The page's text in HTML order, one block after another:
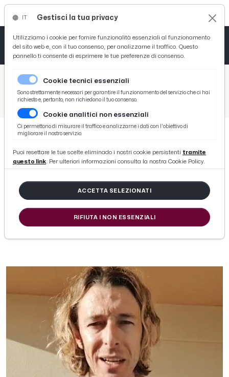
/ Picenotime
/ Sport
Balzaretti incorona Orsolini: ''E' già da grande squadra e può essere protagonista agli Europei''
Balzaretti incorona Orsolini: ''E'
già da grande squadra e può essere
protagonista agli Europei''
di Redazione Picenotime
Gestisci la tua privacy
Utilizziamo i cookie per fornire funzionalità essenziali al funzionamento
del sito web e, con il tuo consenso, per analizzarne il traffico. Questo
pannello ti consente di esprimere le tue preferenze di consenso.
Cookie tecnici essenziali
Sono strettamente necessari per garantire il funzionamento del servizio che ci hai
richiesto e, pertanto, non richiedono il tuo consenso.
Cookie analitici non essenziali
Ci permettono di misurare il traffico e analizzarne i dati con l'obiettivo di
migliorare il nostro servizio.
Puoi resettare le tue scelte eliminado i nostri cookie persistenti tramite
questo link. Per ulteriori informazioni consulta la nostra Cookie Policy.
ACCETTA SELEZIONATI
RIFIUTA I NON ESSENZIALI
Tutto News
Tutto Sport
Basket
Ciclismo
Tutto Curiosità